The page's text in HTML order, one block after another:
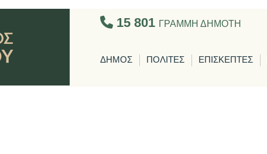
15 801 ΓΡΑΜΜΗ ΔΗΜΟΤΗ
ΔΗΜΟΣ ΠΟΛΙΤΕΣ ΕΠΙΣΚΕΠΤΕΣ